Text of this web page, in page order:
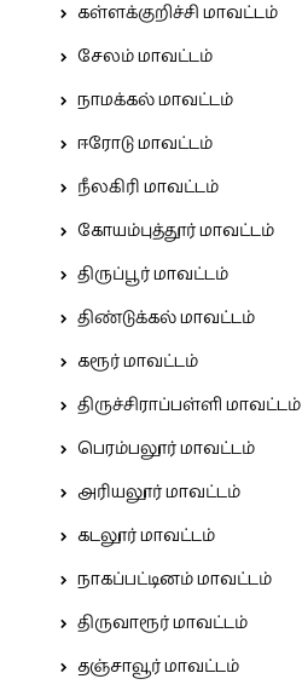
கள்ளக்குறிச்சி மாவட்டம்
சேலம் மாவட்டம்
நாமக்கல் மாவட்டம்
ஈரோடு மாவட்டம்
நீலகிரி மாவட்டம்
கோயம்புத்தூர் மாவட்டம்
திருப்பூர் மாவட்டம்
திண்டுக்கல் மாவட்டம்
கரூர் மாவட்டம்
திருச்சிராப்பள்ளி மாவட்டம்
பெரம்பலூர் மாவட்டம்
அரியலூர் மாவட்டம்
கடலூர் மாவட்டம்
நாகப்பட்டினம் மாவட்டம்
திருவாரூர் மாவட்டம்
தஞ்சாவூர் மாவட்டம்